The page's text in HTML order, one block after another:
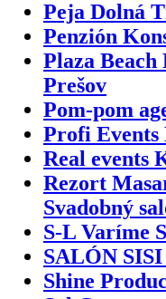
Peja Dolná
Penzión
Plaza Beach
Prešov
Pom-pom
Profi Events
Real events
Rezort
Svadobný
S-L Varíme
SALÓN SISI
Shine